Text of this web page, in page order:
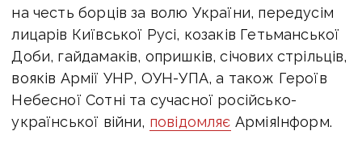
на честь борців за волю України, передусім
лицарів Київської Русі, козаків Гетьманської
Доби, гайдамаків, опришків, січових стрільців,
вояків Армії УНР, ОУН-УПА, а також Героїв
Небесної Сотні та сучасної російсько-
української війни, повідомляє АрміяІнформ.